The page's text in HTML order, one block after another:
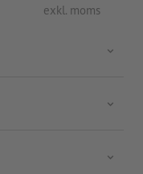
exkl. moms